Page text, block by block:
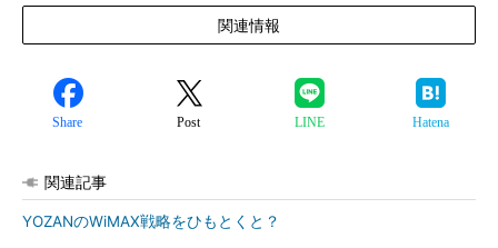
関連情報
Share Post LINE Hatena
関連記事
YOZANのWiMAX戦略をひもとくと？